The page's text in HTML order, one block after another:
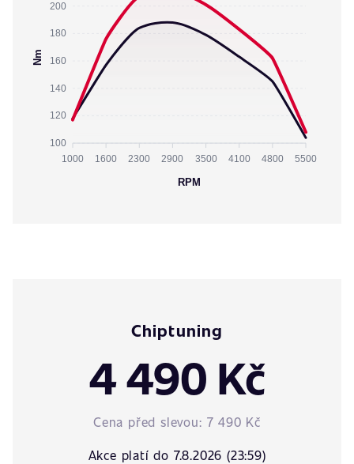
200
180
160
140
120
100
Nm
1000 1600 2300 2900 3500 4100 4800 5500
RPM
Chiptuning
4 490 Kč
Cena před slevou: 7 490 Kč
Akce platí do 7.8.2026 (23:59)